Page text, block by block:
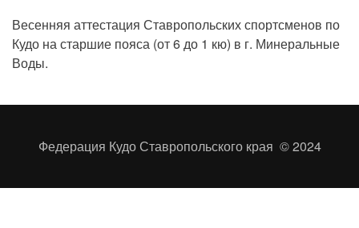
Весенняя аттестация Ставропольских спортсменов по
Кудо на старшие пояса (от 6 до 1 кю) в г. Минеральные
Воды.
Федерация Кудо Ставропольского края © 2024